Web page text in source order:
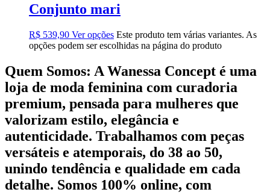
Conjunto mari
R$ 539,90 Ver opções Este produto tem várias variantes. As
opções podem ser escolhidas na página do produto
Quem Somos: A Wanessa Concept é uma
loja de moda feminina com curadoria
premium, pensada para mulheres que
valorizam estilo, elegância e
autenticidade. Trabalhamos com peças
versáteis e atemporais, do 38 ao 50,
unindo tendência e qualidade em cada
detalhe. Somos 100% online, com